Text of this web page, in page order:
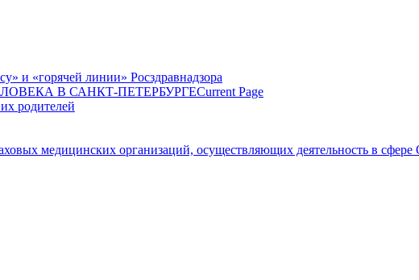
и «горячей линии» Росздравнадзора
В САНКТ-ПЕТЕРБУРГЕCurrent Page
родителей
медицинских организаций, осуществляющих деятельность в